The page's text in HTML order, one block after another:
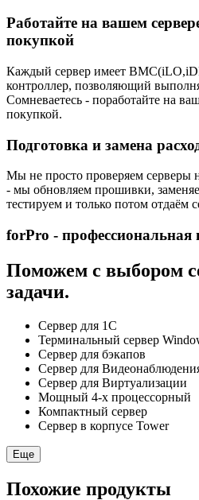
Работайте на вашем
покупкой
Каждый сервер имеет
контроллер, позволяющий
Сомневаетесь - поработайте на
покупкой.
Подготовка и замена
Мы не просто проверяем серверы
- мы обновляем прошивки,
тестируем и только потом отдаём
forPro -
Поможем с выбором
задачи.
Сервер для 1С
Терминальный сервер
Сервер для бэкапов
Сервер для
Сервер для Виртуализации
Мощный 4-х процессорный
Компактный сервер
Сервер в корпусе Tower
Еще
Похожие продукты